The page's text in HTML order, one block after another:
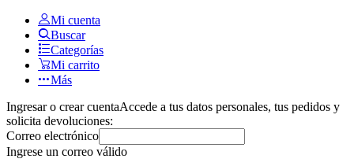
Mi cuenta
Buscar
Categorías
Mi carrito
Más
Ingresar o crear cuentaAccede a tus datos personales, tus pedidos y
solicita devoluciones:
Correo electrónico
Ingrese un correo válido